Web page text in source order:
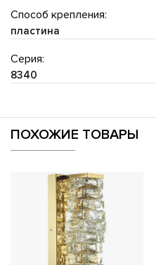
Способ крепления:
пластина
Серия:
8340
ПОХОЖИЕ ТОВАРЫ